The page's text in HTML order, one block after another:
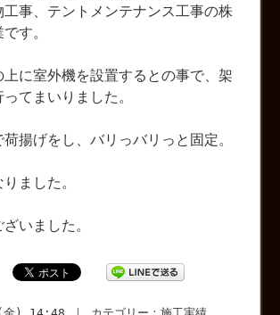
工事、テントメンテナンス工事の株
す。
に室外機を設置するとの事で、架
てまいりました。
揚げをし、バリっバリっと固定。
ました。
いました。